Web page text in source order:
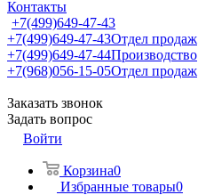
Контакты
+7(499)649-47-43
+7(499)649-47-43Отдел продаж
+7(499)649-47-44Производство
+7(968)056-15-05Отдел продаж
Заказать звонок
Задать вопрос
Войти
Корзина0
Избранные товары0